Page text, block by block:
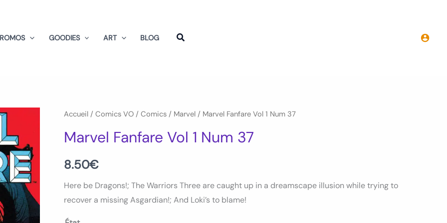
GOODIES ART BLOG
Accueil / Comics VO / Comics / Marvel / Marvel Fanfare Vol 1 Num 37
Marvel Fanfare Vol 1 Num 37
8.50€
Here be Dragons!; The Warriors Three are caught up in a dreamscape illusion while trying to
recover a missing Asgardian!; And Loki’s to blame!
quantité
Marvel
Fanfare
Vol
1
Num
37